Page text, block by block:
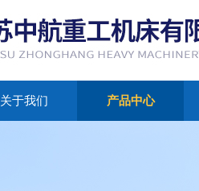
关于我们 产品中心